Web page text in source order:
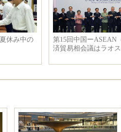
第15回中国ーASEAN（10+1）経
済貿易相会議はラオス・ビエン